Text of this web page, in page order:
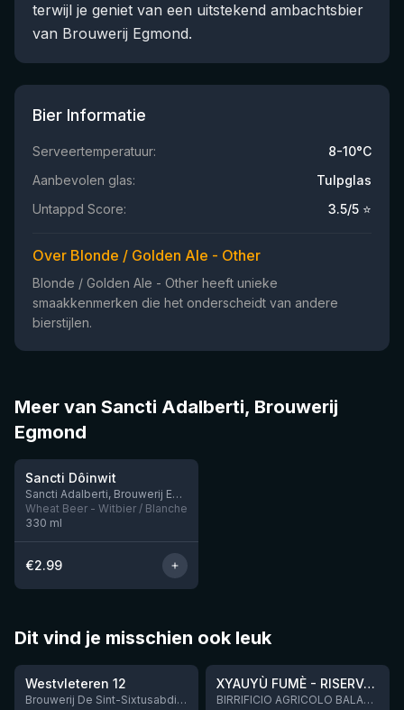
terwijl je geniet van een uitstekend ambachtsbier
van Brouwerij Egmond.
Bier Informatie
Serveertemperatuur:
8-10°C
Aanbevolen glas:
Tulpglas
Untappd Score:
3.5/5 ⭐
Over Blonde / Golden Ale - Other
Blonde / Golden Ale - Other heeft unieke
smaakkenmerken die het onderscheidt van andere
bierstijlen.
Meer van Sancti Adalberti, Brouwerij
Egmond
★3.62
Sancti Dôinwit
Sancti Adalberti, Brouwerij Egmond
Wheat Beer - Witbier / Blanche
330 ml
€2.99
Dit vind je misschien ook leuk
★4.46
Westvleteren 12
Brouwerij De Sint-Sixtusabdij van Westvleteren
★4.48
XYAUYÙ FUMÈ - RISERVA 2019
BIRRIFICIO AGRICOLO BALADIN - Baladin Indipendente Italian Farm Brewery